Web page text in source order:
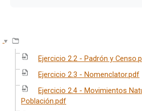
Ejercicio 2.2 - Padrón y
Ejercicio 2.3 - Nomenclator.pdf
Ejercicio 2.4 - Movimientos
Población.pdf